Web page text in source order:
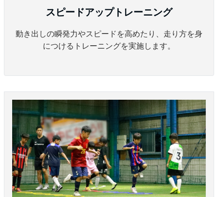
スピードアップトレーニング
動き出しの瞬発力やスピードを高めたり、走り方を身
につけるトレーニングを実施します。